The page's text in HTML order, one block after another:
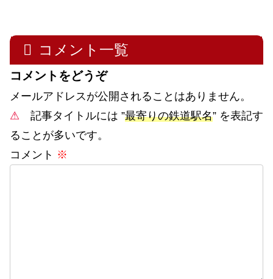
コメント一覧
コメントをどうぞ
メールアドレスが公開されることはありません。
⚠ 記事タイトルには ”最寄りの鉄道駅名” を表記す
ることが多いです。
コメント ※